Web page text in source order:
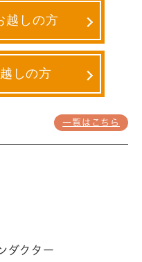
越しの方
しの方
一覧はこちら
ダクター